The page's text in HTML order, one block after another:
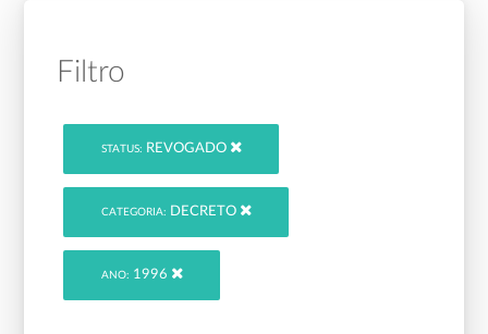
Filtro
STATUS: REVOGADO
CATEGORIA: DECRETO
ANO: 1996